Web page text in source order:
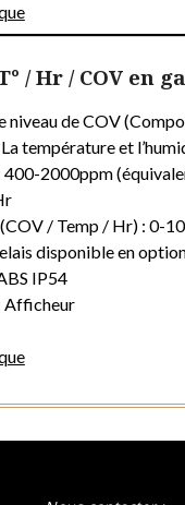
/ Hr / COV en
niveau de COV
température et
400-2000ppm
/ Temp / Hr) : 0-
disponible en
IP54
Afficheur